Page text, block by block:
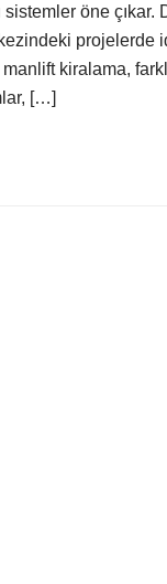
öne çıkar.
projelerde
kiralama,
[…]